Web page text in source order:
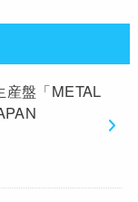
産盤「METAL